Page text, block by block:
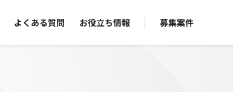
よくある質問 お役立ち情報 募集案件